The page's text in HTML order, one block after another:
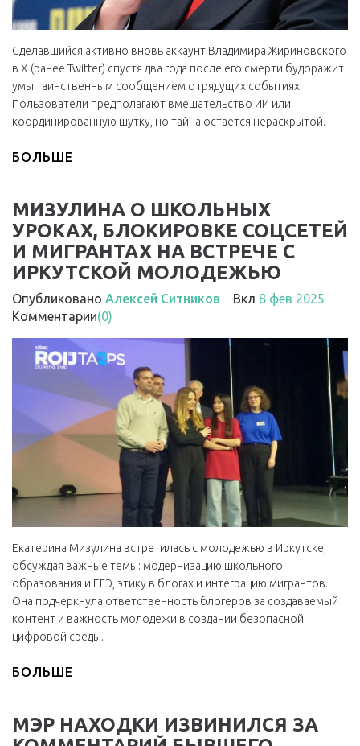
Сделавшийся активно вновь аккаунт Владимира Жириновского
в X (ранее Twitter) спустя два года после его смерти будоражит
умы таинственным сообщением о грядущих событиях.
Пользователи предполагают вмешательство ИИ или
координированную шутку, но тайна остается нераскрытой.
БОЛЬШЕ
МИЗУЛИНА О ШКОЛЬНЫХ
УРОКАХ, БЛОКИРОВКЕ СОЦСЕТЕЙ
И МИГРАНТАХ НА ВСТРЕЧЕ С
ИРКУТСКОЙ МОЛОДЕЖЬЮ
Опубликовано Алексей Ситников Вкл 8 фев 2025
Комментарии(0)
Екатерина Мизулина встретилась с молодежью в Иркутске,
обсуждая важные темы: модернизацию школьного
образования и ЕГЭ, этику в блогах и интеграцию мигрантов.
Она подчеркнула ответственность блогеров за создаваемый
контент и важность молодежи в создании безопасной
цифровой среды.
БОЛЬШЕ
МЭР НАХОДКИ ИЗВИНИЛСЯ ЗА